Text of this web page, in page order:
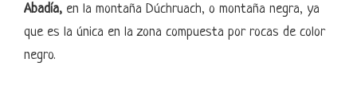
Abadía, en la montaña Dúchruach, o montaña negra, ya
que es la única en la zona compuesta por rocas de color
negro.